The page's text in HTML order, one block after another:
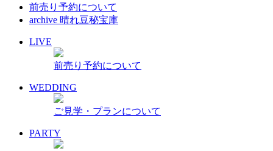
前売り予約について
archive 晴れ豆秘宝庫
LIVE
前売り予約について
WEDDING
ご見学・プランについて
PARTY